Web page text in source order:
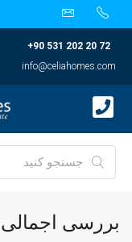
+90 531 202 20 72
info@celiahomes.com
بررسی اجمالی